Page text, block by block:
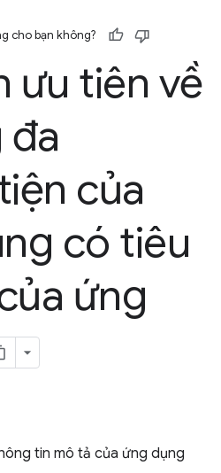
cho bạn không?
ưu tiên về
đa
của
có tiêu
ứng
tin mô tả của ứng dụng